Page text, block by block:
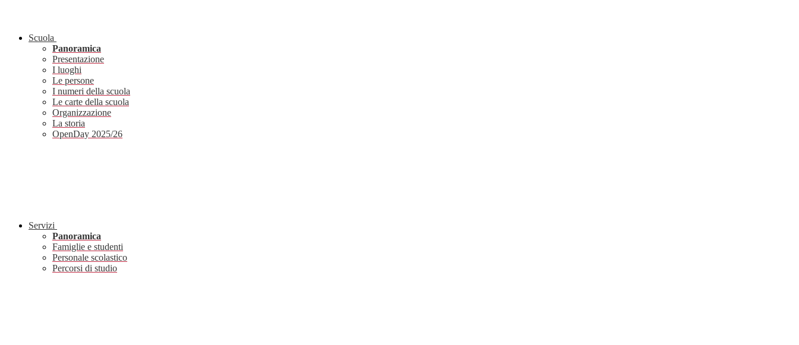
Scuola
Panoramica
Presentazione
I luoghi
Le persone
I numeri della scuola
Le carte della scuola
Organizzazione
La storia
OpenDay 2025/26
Servizi
Panoramica
Famiglie e studenti
Personale scolastico
Percorsi di studio